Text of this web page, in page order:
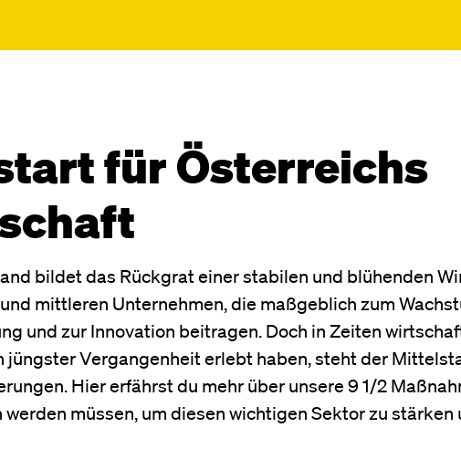
für Österreichs
bildet das Rückgrat einer stabilen und blühenden
mittleren Unternehmen, die maßgeblich zum
und zur Innovation beitragen. Doch in Zeiten
jüngster Vergangenheit erlebt haben, steht der
Hier erfährst du mehr über unsere 9 1/2
müssen, um diesen wichtigen Sektor zu stärken